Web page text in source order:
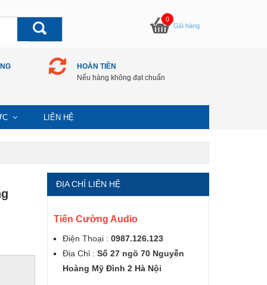
0
Giỏ hàng
HOÀN TIỀN
Nếu hàng không đạt chuẩn
LIÊN HỆ
ĐỊA CHỈ LIÊN HỆ
Tiến Cường Audio
Điện Thoại : 0987.126.123
Địa Chỉ : Số 27 ngõ 70 Nguyễn
Hoàng Mỹ Đình 2 Hà Nội